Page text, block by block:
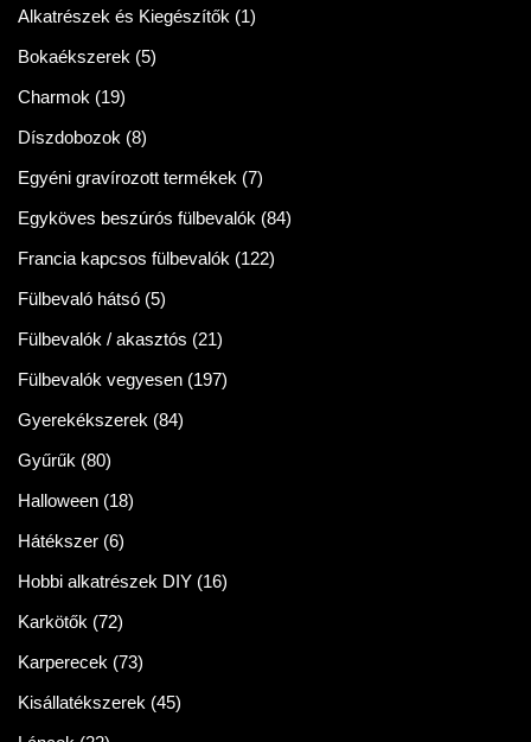
Alkatrészek és Kiegészítők (1)
Bokaékszerek (5)
Charmok (19)
Díszdobozok (8)
Egyéni gravírozott termékek (7)
Egyköves beszúrós fülbevalók (84)
Francia kapcsos fülbevalók (122)
Fülbevaló hátsó (5)
Fülbevalók / akasztós (21)
Fülbevalók vegyesen (197)
Gyerekékszerek (84)
Gyűrűk (80)
Halloween (18)
Hátékszer (6)
Hobbi alkatrészek DIY (16)
Karkötők (72)
Karperecek (73)
Kisállatékszerek (45)